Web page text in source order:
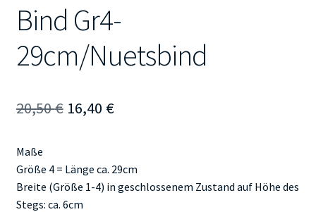
Bind Gr4-
29cm/Nuetsbind
20,50€ Ursprünglicher
20,50 €
16,40 €Aktueller
16,40 €.
Maße
Größe 4 = Länge ca. 29cm
Breite (Größe 1-4) in geschlossenem Zustand auf Höhe des
Stegs: ca. 6cm